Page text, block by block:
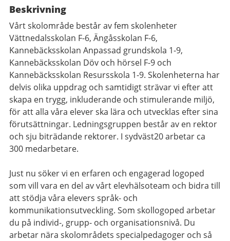
Beskrivning
Vårt skolområde består av fem skolenheter
Vättnedalsskolan F-6, Ängåsskolan F-6,
Kannebäcksskolan Anpassad grundskola 1-9,
Kannebäcksskolan Döv och hörsel F-9 och
Kannebäcksskolan Resursskola 1-9. Skolenheterna har
delvis olika uppdrag och samtidigt strävar vi efter att
skapa en trygg, inkluderande och stimulerande miljö,
för att alla våra elever ska lära och utvecklas efter sina
förutsättningar. Ledningsgruppen består av en rektor
och sju biträdande rektorer. I sydväst20 arbetar ca
300 medarbetare.
Just nu söker vi en erfaren och engagerad logoped
som vill vara en del av vårt elevhälsoteam och bidra till
att stödja våra elevers språk- och
kommunikationsutveckling. Som skollogoped arbetar
du på individ-, grupp- och organisationsnivå. Du
arbetar nära skolområdets specialpedagoger och så